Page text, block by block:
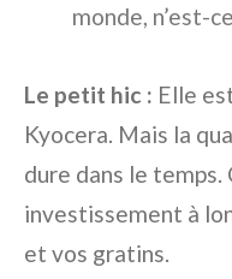
monde, n’est-
Le petit hic : Elle
Kyocera. Mais la
dure dans le temps.
investissement à
et vos gratins.